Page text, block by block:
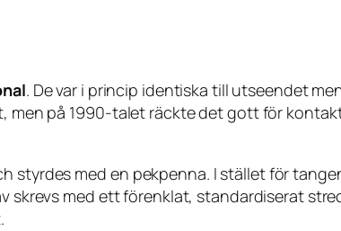
. De var i princip identiska till utseendet
men på 1990-talet räckte det gott för
styrdes med en pekpenna. I stället för
skrevs med ett förenklat, standardiserat